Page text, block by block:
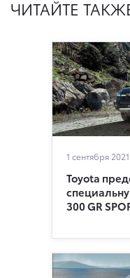
ЧИТАЙТЕ
1 сентября 2021
Toyota
300 GR